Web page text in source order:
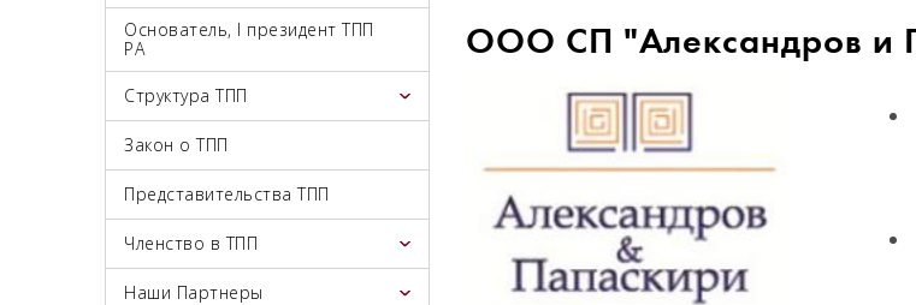
Основатель, I президент ТПП
РА
Структура ТПП
Закон о ТПП
Представительства ТПП
Членство в ТПП
Наши Партнеры
ООО СП "Александров и